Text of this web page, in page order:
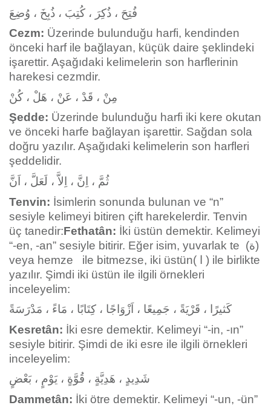
فُتِحَ ، ذُكِرَ ، كُتِبَ ، ذُبِخَ ، وُضِعَ
Cezm: Üzerinde bulunduğu harfi, kendinden
önceki harf ile bağlayan, küçük daire şeklindeki
işarettir. Aşağıdaki kelimelerin son harflerinin
harekesi cezmdir.
مِنْ ، قَدْ ، عَنْ ، هَلْ ، كُنْ
Şedde: Üzerinde bulunduğu harfi iki kere okutan
ve önceki harfe bağlayan işarettir. Sağdan sola
doğru yazılır. Aşağıdaki kelimelerin son harfleri
şeddelidir.
ثُمَّ ، اِنَّ ، اِلاَّ ، لَعَلَّ ، اَنَّ
Tenvin: İsimlerin sonunda bulunan ve “n”
sesiyle kelimeyi bitiren çift harekelerdir. Tenvin
üç tanedir:Fethatân: İki üstün demektir. Kelimeyi
“-en, -an” sesiyle bitirir. Eğer isim, yuvarlak te (ة)
veya hemze ile bitmezse, iki üstün( ا ) ile birlikte
yazılır. Şimdi iki üstün ile ilgili örnekleri
inceleyelim:
كَثيرًا ، قَرْيَةً ، جَمِيعًا ، اَزْوَاجًا ، كِتَابًا ، مَاءً ، مَدْرَسَةً
Kesretân: İki esre demektir. Kelimeyi “-in, -ın”
sesiyle bitirir. Şimdi de iki esre ile ilgili örnekleri
inceleyelim:
شَدِيدٍ ، هَدِيَّةٍ ، قُوَّةٍ ، يَوْمٍ ، بَعْضٍ
Dammetân: İki ötre demektir. Kelimeyi “-un, -ün”